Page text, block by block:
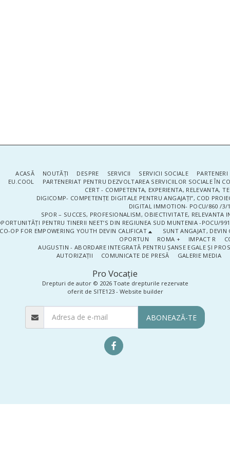
Pro Vocaţie
Drepturi de autor © 2026 Toate drepturile rezervate
oferit de SITE123- Website builder
ACASĂ NOUTĂŢI DESPRE SERVICII SERVICII SOCIALE
EU.COOL
PARTENERIAT PENTRU DEZVOLTAREA SERVICIILOR SOCIALE ÎN
CERT - COMPETENTA, EXPERIENTA, RELEVANTA,
DIGICOMP- COMPETENȚE DIGITALE PENTRU ANGAJAȚI”, COD
DIGITAL IMMOTION- POCU/860 /3/
SPOR – SUCCES, PROFESIONALISM, OBIECTIVITATE, RELEVANTA
PENTRU TINERII NEET’S DIN REGIUNEA SUD MUNTENIA -POCU/
CO-OP FOR EMPOWERING YOUTH DEVIN CALIFICAT
SUNT ANGAJAT, DEVIN
OPORTUN
ROMA + IMPACT R
AUGUSTIN - ABORDARE INTEGRATĂ PENTRU ȘANSE EGALE ȘI
AUTORIZAȚII
COMUNICATE DE PRESĂ GALERIE MEDIA
ABONEAZĂ-TE